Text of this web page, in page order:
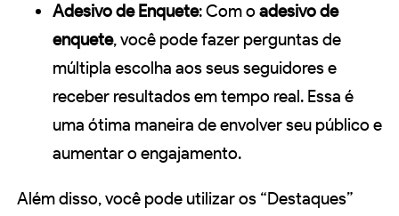
Adesivo de Enquete: Com o adesivo de
enquete, você pode fazer perguntas de
múltipla escolha aos seus seguidores e
receber resultados em tempo real. Essa é
uma ótima maneira de envolver seu público e
aumentar o engajamento.
Além disso, você pode utilizar os “Destaques”